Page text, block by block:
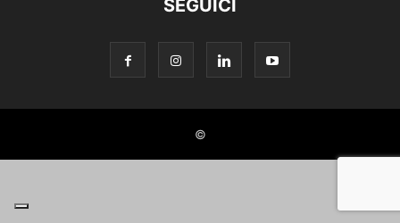
SEGUICI
©